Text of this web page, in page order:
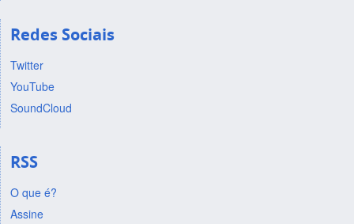
Redes Sociais
Twitter
YouTube
SoundCloud
RSS
O que é?
Assine